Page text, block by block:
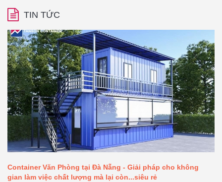
TIN TỨC
Container Văn Phòng tại Đà Nẵng - Giải pháp cho không
gian làm việc chất lượng mà lại còn...siêu rẻ